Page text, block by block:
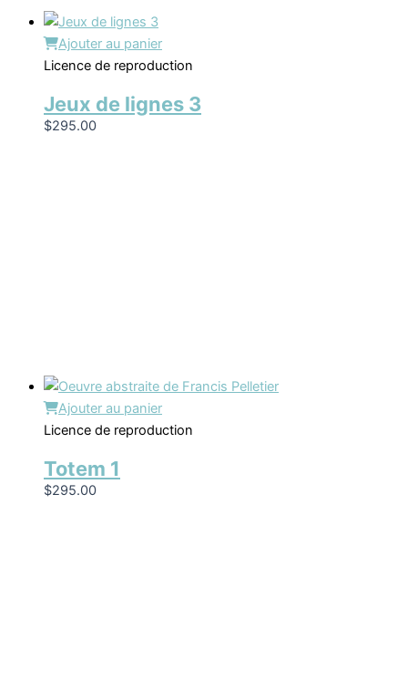
Ajouter au panier
Licence de reproduction
Jeux de lignes 3
$295.00
Ajouter au panier
Licence de reproduction
Totem 1
$295.00